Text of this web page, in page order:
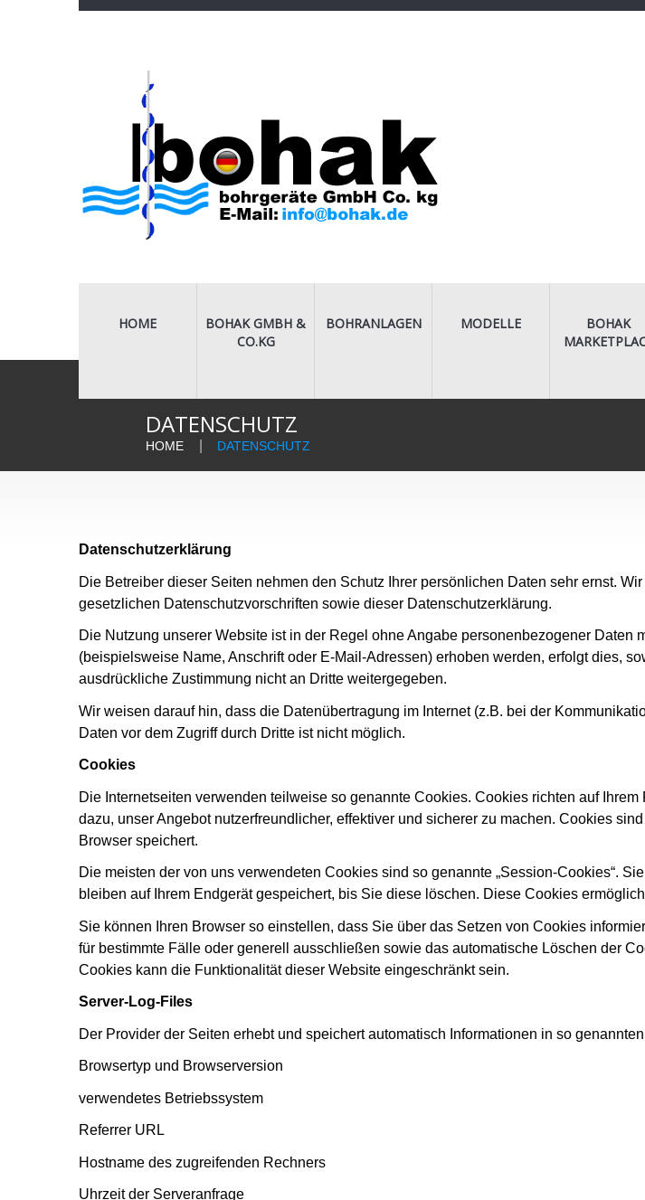
HOME
BOHAK GMBH &
CO.KG
BOHRANLAGEN MODELLE
BOHAK
DATENSCHUTZ
HOME DATENSCHUTZ
Datenschutzerklärung
Die Betreiber dieser Seiten nehmen den Schutz Ihrer persönlichen Daten sehr ernst.
gesetzlichen Datenschutzvorschriften sowie dieser Datenschutzerklärung.
Die Nutzung unserer Website ist in der Regel ohne Angabe personenbezogener
(beispielsweise Name, Anschrift oder E-Mail-Adressen) erhoben werden, erfolgt dies,
ausdrückliche Zustimmung nicht an Dritte weitergegeben.
Wir weisen darauf hin, dass die Datenübertragung im Internet (z.B. bei der
Daten vor dem Zugriff durch Dritte ist nicht möglich.
Cookies
Die Internetseiten verwenden teilweise so genannte Cookies. Cookies richten auf
dazu, unser Angebot nutzerfreundlicher, effektiver und sicherer zu machen. Cookies
Browser speichert.
Die meisten der von uns verwendeten Cookies sind so genannte „Session-Cookies“.
bleiben auf Ihrem Endgerät gespeichert, bis Sie diese löschen. Diese Cookies
Sie können Ihren Browser so einstellen, dass Sie über das Setzen von Cookies
für bestimmte Fälle oder generell ausschließen sowie das automatische Löschen der
Cookies kann die Funktionalität dieser Website eingeschränkt sein.
Server-Log-Files
Der Provider der Seiten erhebt und speichert automatisch Informationen in so
Browsertyp und Browserversion
verwendetes Betriebssystem
Referrer URL
Hostname des zugreifenden Rechners
Uhrzeit der Serveranfrage